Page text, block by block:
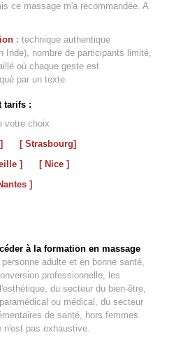
ce massage m'a recommandée. A
: technique authentique
Inde), nombre de participants limité,
où chaque geste est
par un texte.
tarifs :
votre choix
[ Strasbourg]
]
[ Nice ]
]
à la formation en massage
personne adulte et en bonne santé,
professionnelle, les
du secteur du bien-être,
ou médical, du secteur
de santé, hors femmes
n'est pas exhaustive.